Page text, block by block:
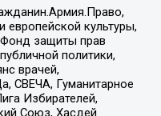
культуры,
защиты прав
политики,
врачей,
Гуманитарное
Избирателей,
Союз, Хасдей